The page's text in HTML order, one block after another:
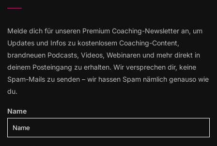
Melde dich für unseren Premium Coaching-Newsletter an, um
Updates und Infos zu kostenlosem Coaching-Content,
brandneuen Podcasts, Videos, Webinaren und mehr direkt in
deinem Posteingang zu erhalten. Wir versprechen dir, keine
Spam-Mails zu senden – wir hassen Spam nämlich genauso wie
du.
Name